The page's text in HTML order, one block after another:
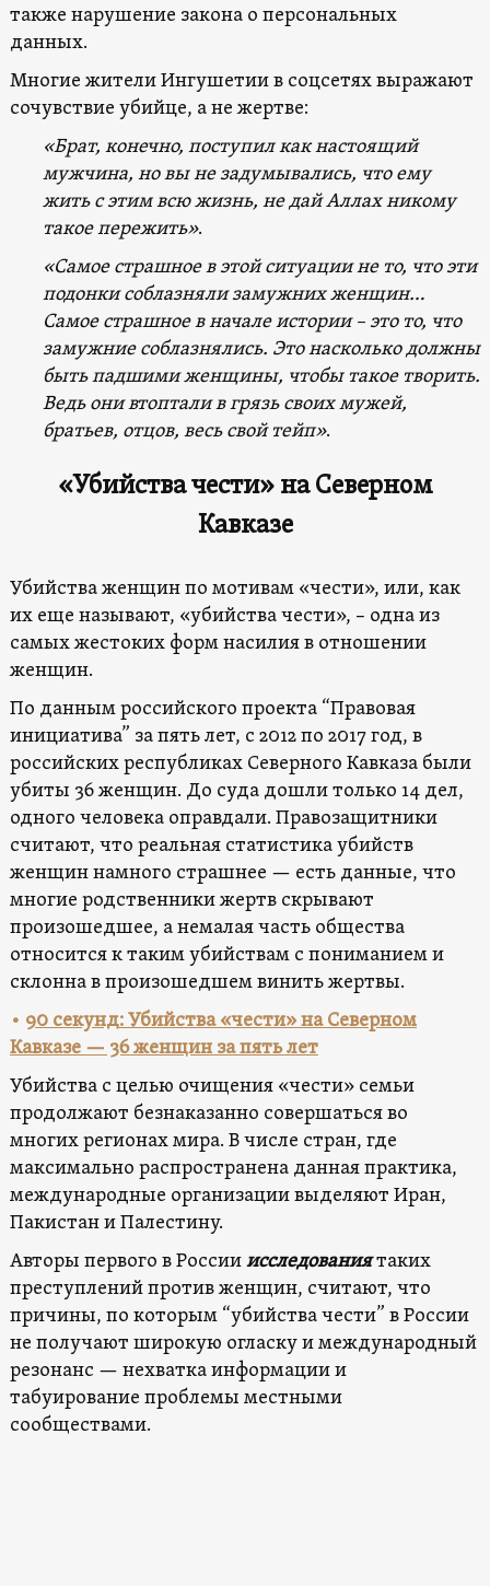
также нарушение закона о персональных
данных.
Многие жители Ингушетии в соцсетях выражают
сочувствие убийце, а не жертве:
«Брат, конечно, поступил как настоящий
мужчина, но вы не задумывались, что ему
жить с этим всю жизнь, не дай Аллах никому
такое пережить».
«Самое страшное в этой ситуации не то, что эти
подонки соблазняли замужних женщин…
Самое страшное в начале истории – это то, что
замужние соблазнялись. Это насколько должны
быть падшими женщины, чтобы такое творить.
Ведь они втоптали в грязь своих мужей,
братьев, отцов, весь свой тейп».
«Убийства чести» на Северном
Кавказе
Убийства женщин по мотивам «чести», или, как
их еще называют, «убийства чести», – одна из
самых жестоких форм насилия в отношении
женщин.
По данным российского проекта “Правовая
инициатива” за пять лет, с 2012 по 2017 год, в
российских республиках Северного Кавказа были
убиты 36 женщин. До суда дошли только 14 дел,
одного человека оправдали. Правозащитники
считают, что реальная статистика убийств
женщин намного страшнее — есть данные, что
многие родственники жертв скрывают
произошедшее, а немалая часть общества
относится к таким убийствам с пониманием и
склонна в произошедшем винить жертвы.
• 90 секунд: Убийства «чести» на Северном
Кавказе — 36 женщин за пять лет
Убийства с целью очищения «чести» семьи
продолжают безнаказанно совершаться во
многих регионах мира. В числе стран, где
максимально распространена данная практика,
международные организации выделяют Иран,
Пакистан и Палестину.
Авторы первого в Россииисследованиятаких
преступлений против женщин, считают, что
причины, по которым “убийства чести” в России
не получают широкую огласку и международный
резонанс — нехватка информации и
табуирование проблемы местными
сообществами.